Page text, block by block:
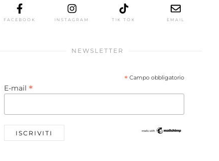
FACEBOOK INSTAGRAM TIK TOK EMAIL
NEWSLETTER
* Campo obbligatorio
E-mail *